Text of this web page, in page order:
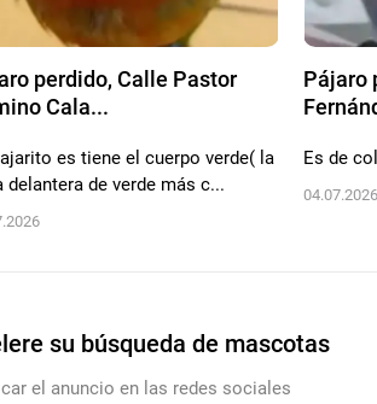
perdido, Calle Pastor
Cala...
es tiene el cuerpo verde( la
delantera de verde más c...
Pájaro
Es de
04.07.2026
su búsqueda de mascotas
el anuncio en las redes sociales